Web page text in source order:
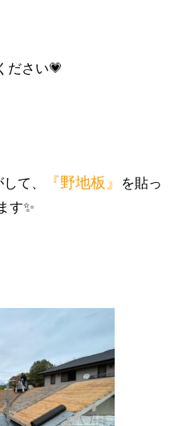
ださい💗
て、 『野地板』
を貼っ
す✨